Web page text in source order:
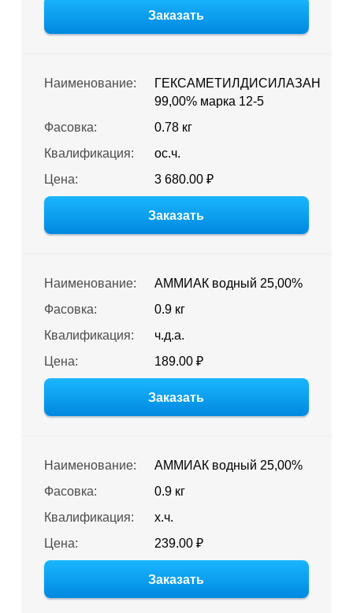
Заказать
Наименование:
ГЕКСАМЕТИЛДИСИЛАЗАН
99,00% марка 12-5
Фасовка:
0.78 кг
Квалификация:
ос.ч.
Цена:
3 680.00 ₽
Заказать
Наименование:
АММИАК водный 25,00%
Фасовка:
0.9 кг
Квалификация:
ч.д.а.
Цена:
189.00 ₽
Заказать
Наименование:
АММИАК водный 25,00%
Фасовка:
0.9 кг
Квалификация:
х.ч.
Цена:
239.00 ₽
Заказать